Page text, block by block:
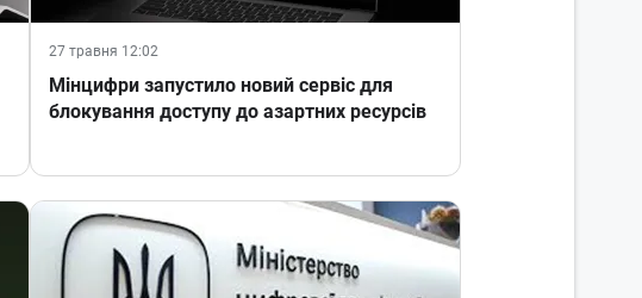
27 травня 12:02
Мінцифри запустило новий сервіс для
блокування доступу до азартних ресурсів